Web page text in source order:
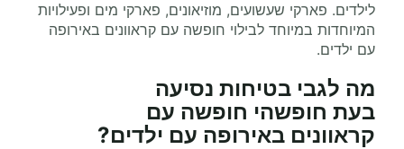
לילדים. פארקי שעשועים, מוזיאונים, פארקי מים ופעילויות
המיוחדות במיוחד לבילוי חופשה עם קראוונים באירופה
עם ילדים.
מה לגבי בטיחות נסיעה
בעת חופשהי חופשה עם
קראוונים באירופה עם ילדים?